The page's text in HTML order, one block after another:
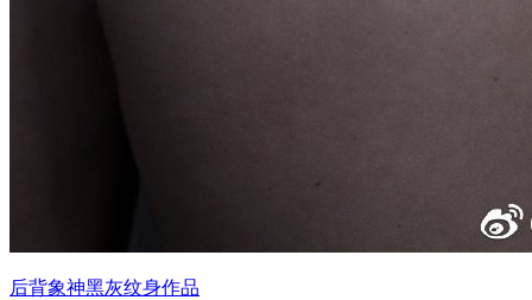
后背象神黑灰纹身作品